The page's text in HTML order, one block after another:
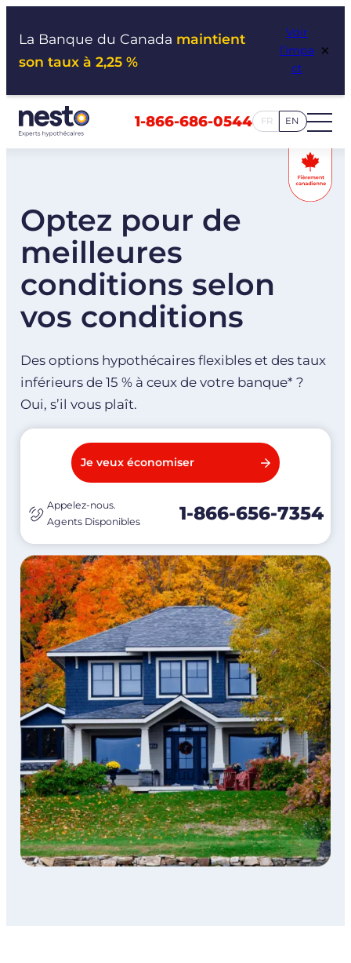
La Banque du Canada maintient
son taux à 2,25 %
Voir
l’impa
ct
×
1-866-686-0544 FR EN
Optez pour de
meilleures
conditions selon
vos conditions
Des options hypothécaires flexibles et des taux
inférieurs de 15 % à ceux de votre banque* ?
Oui, s’il vous plaît.
Je veux économiser
Appelez-nous.
Agents Disponibles
1-866-656-7354